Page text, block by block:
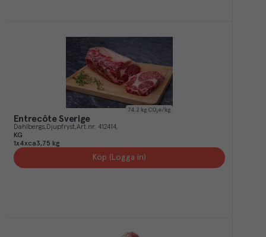
74.2 kg CO₂e/kg
Entrecôte Sverige
Dahlbergs Djupfryst Art.nr. 412414
KG
1x4xca3,75 kg
Köp (Logga in)